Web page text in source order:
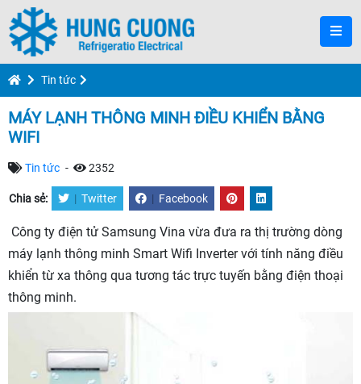
Tin tức
MÁY LẠNH THÔNG MINH ĐIỀU KHIỂN BẰNG
WIFI
Tin tức - 2352
Chia sẻ: | Twitter | Facebook
Công ty điện tử Samsung Vina vừa đưa ra thị trường dòng
máy lạnh thông minh Smart Wifi Inverter với tính năng điều
khiển từ xa thông qua tương tác trực tuyến bằng điện thoại
thông minh.